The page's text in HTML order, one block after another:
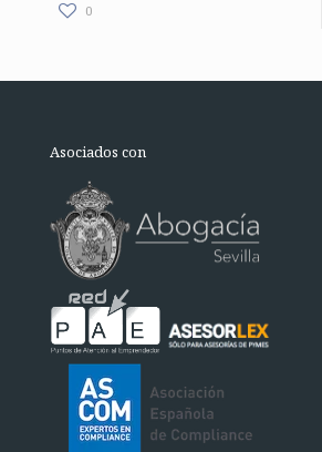
0
Asociados con